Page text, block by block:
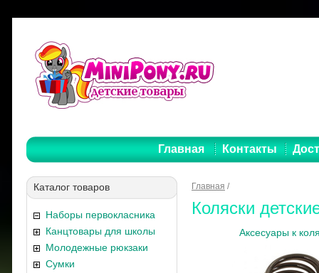
Главная Контакты
Каталог товаров
Наборы первокласника
Канцтовары для школы
Молодежные рюкзаки
Сумки
Главная /
Коляски
Аксесуары к